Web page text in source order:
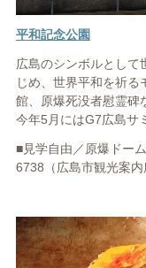
平和記念公園
広島のシンボルとして
じめ、世界平和を祈
館、原爆死没者慰霊碑
今年5月にはG7広島サ
■見学自由／原爆ドー
6738（広島市観光案内